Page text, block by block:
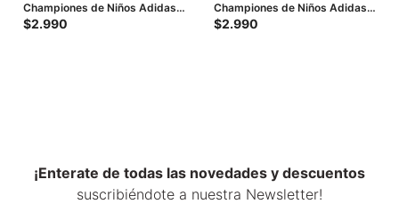
Championes de Niños Adidas
Tensaur Sport 3.0 Cf - Negro -
$2.990
Championes de Niños Adidas
Tensaur Sport 3.0 Cf - Negro
$2.990
¡Enterate de todas las novedades y descuentos
suscribiéndote a nuestra Newsletter!